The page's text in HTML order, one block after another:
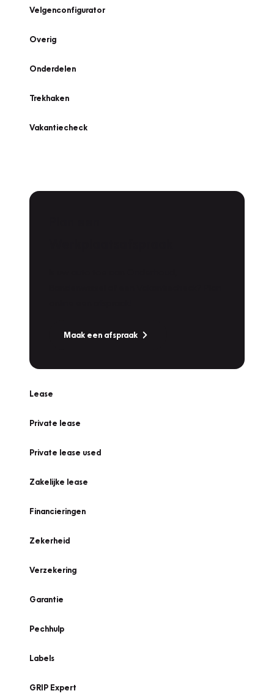
Velgenconfigurator
Overig
Onderdelen
Trekhaken
Vakantiecheck
Maak een afspraak
Lease
Private lease
Private lease used
Zakelijke lease
Financieringen
Zekerheid
Verzekering
Garantie
Pechhulp
Labels
GRIP Expert